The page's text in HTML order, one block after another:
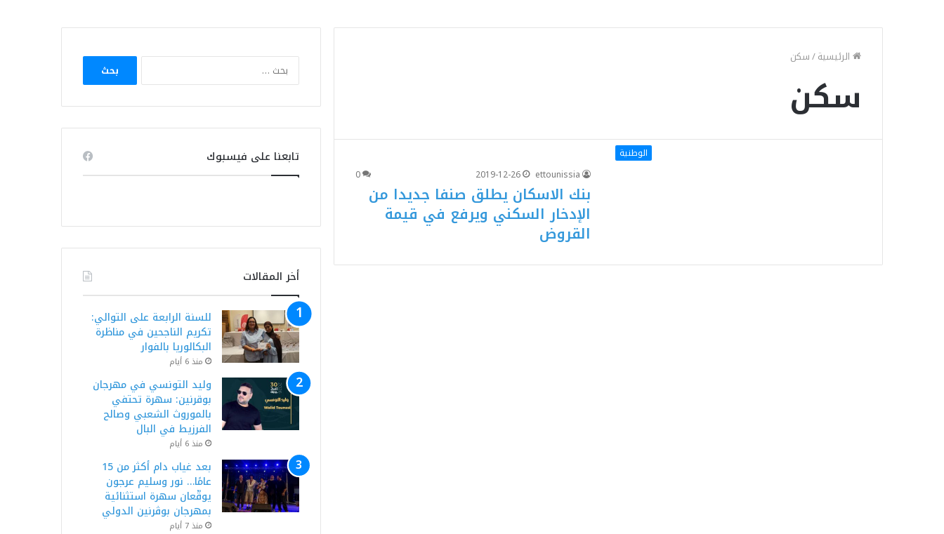
الرئيسية/سكن
سكن
الوطنية
ettounissia
2019-12-26
0
بنك الاسكان يطلق صنفا جديدا من
الإدخار السكني ويرفع في قيمة
القروض
البحث
تابعنا على فيسبوك
أخر المقالات
للسنة الرابعة على التوالي:
تكريم الناجحين في مناظرة
البكالوريا بالفوار
منذ 6 أيام
وليد التونسي في مهرجان
بوقرنين: سهرة تحتفي
بالموروث الشعبي وصالح
الفرزيط في البال
منذ 6 أيام
بعد غياب دام أكثر من 15
عامًا… نور وسليم عرجون
يوقّعان سهرة استثنائية
بمهرجان بوڨرنين الدولي
منذ 7 أيام